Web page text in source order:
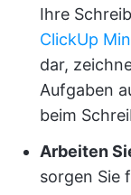
Ihre
ClickUp
dar,
Aufgaben
beim
Arbeiten
sorgen Sie